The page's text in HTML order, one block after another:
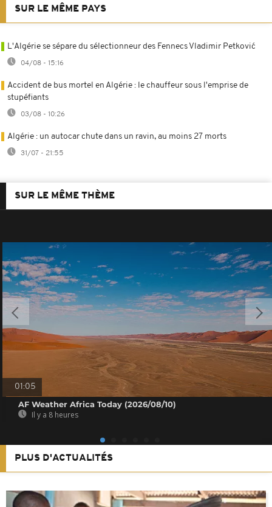
SUR LE MÊME PAYS
L'Algérie se sépare du sélectionneur des Fennecs Vladimir Petković
04/08 - 15:16
Accident de bus mortel en Algérie : le chauffeur sous l'emprise de
stupéfiants
03/08 - 10:26
Algérie : un autocar chute dans un ravin, au moins 27 morts
31/07 - 21:55
SUR LE MÊME THÈME
01:05
AF Weather Africa Today (2026/08/10)
Il y a 8 heures
PLUS D'ACTUALITÉS